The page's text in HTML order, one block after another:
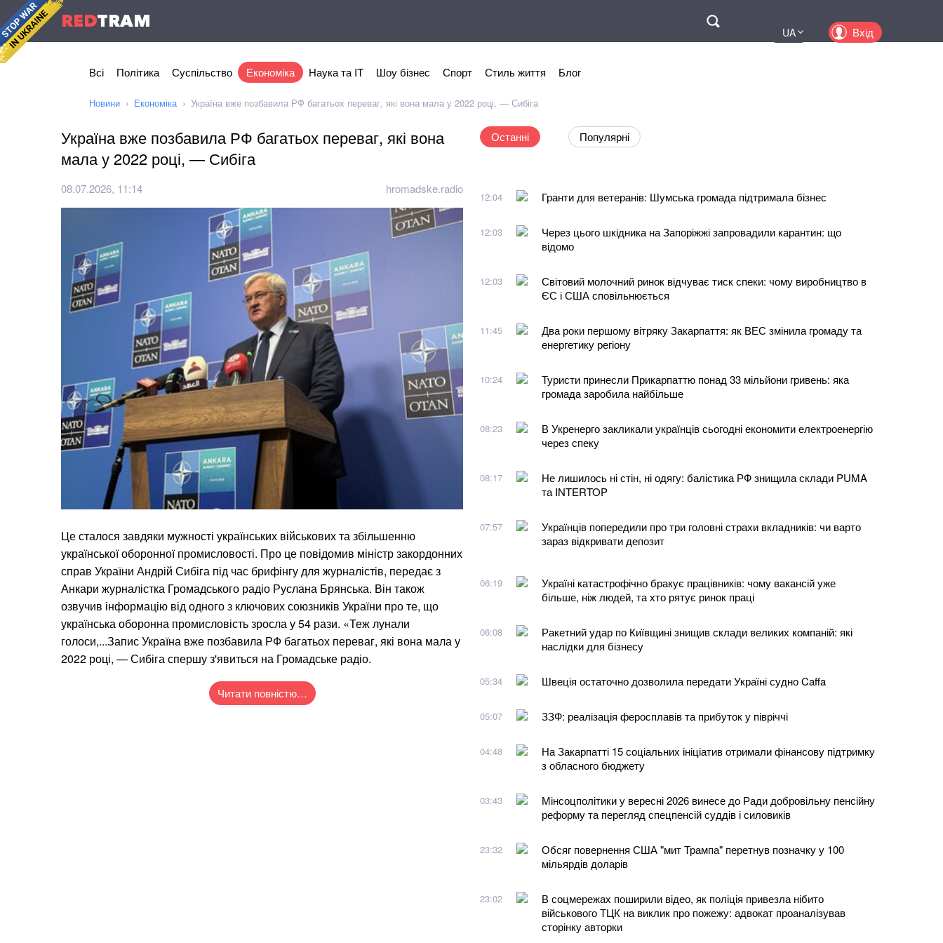
REDTRAM
UA
Вхід
Всі Політика Суспільство Економіка Наука та IT Шоу бізнес Спорт Стиль життя Блог
Новини Економіка Україна вже позбавила РФ багатьох переваг, які вона мала у 2022 році, — Сибіга
Україна вже позбавила РФ багатьох переваг, які вона
мала у 2022 році, — Сибіга
08.07.2026, 11:14 hromadske.radio
Це сталося завдяки мужності українських військових та збільшенню
української оборонної промисловості. Про це повідомив міністр закордонних
справ України Андрій Сибіга під час брифінгу для журналістів, передає з
Анкари журналістка Громадського радіо Руслана Брянська. Він також
озвучив інформацію від одного з ключових союзників України про те, що
українська оборонна промисловість зросла у 54 рази. «Теж лунали
голоси,...Запис Україна вже позбавила РФ багатьох переваг, які вона мала у
2022 році, — Сибіга спершу з'явиться на Громадське радіо.
Читати повністю…
Останні Популярні
12:04 Гранти для ветеранів: Шумська громада підтримала бізнес
12:03
Через цього шкідника на Запоріжжі запровадили карантин: що
відомо
12:03
Світовий молочний ринок відчуває тиск спеки: чому виробництво в
ЄС і США сповільнюється
11:45
Два роки першому вітряку Закарпаття: як ВЕС змінила громаду та
енергетику регіону
10:24
Туристи принесли Прикарпаттю понад 33 мільйони гривень: яка
громада заробила найбільше
08:23
В Укренерго закликали українців сьогодні економити електроенергію
через спеку
08:17
Не лишилось ні стін, ні одягу: балістика РФ знищила склади PUMA
та INTERTOP
07:57
Українців попередили про три головні страхи вкладників: чи варто
зараз відкривати депозит
06:19
Україні катастрофічно бракує працівників: чому вакансій уже
більше, ніж людей, та хто рятує ринок праці
06:08
Ракетний удар по Київщині знищив склади великих компаній: які
наслідки для бізнесу
05:34 Швеція остаточно дозволила передати Україні судно Caffa
05:07 ЗЗФ: реалізація феросплавів та прибуток у півріччі
04:48
На Закарпатті 15 соціальних ініціатив отримали фінансову підтримку
з обласного бюджету
03:43
Мінсоцполітики у вересні 2026 винесе до Ради добровільну пенсійну
реформу та перегляд спецпенсій суддів і силовиків
23:32
Обсяг повернення США "мит Трампа" перетнув позначку у 100
мільярдів доларів
23:02
В соцмережах поширили відео, як поліція привезла нібито
військового ТЦК на виклик про пожежу: адвокат проаналізував
сторінку авторки